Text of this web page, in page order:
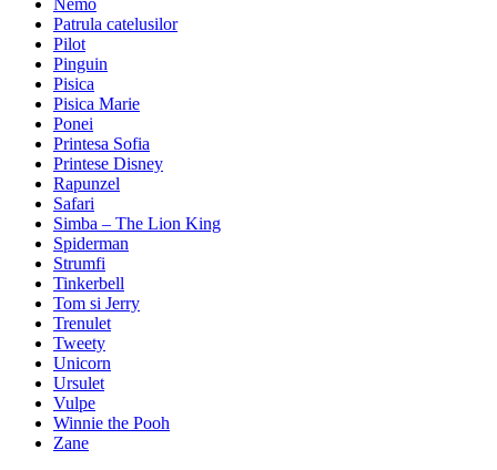
Nemo
Patrula catelusilor
Pilot
Pinguin
Pisica
Pisica Marie
Ponei
Printesa Sofia
Printese Disney
Rapunzel
Safari
Simba – The Lion King
Spiderman
Strumfi
Tinkerbell
Tom si Jerry
Trenulet
Tweety
Unicorn
Ursulet
Vulpe
Winnie the Pooh
Zane